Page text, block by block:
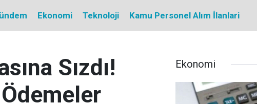
Ekonomi Teknoloji Kamu Personel Alım İlanlari
Sızdı!
Ekonomi